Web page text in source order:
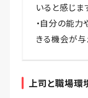
いると感じま
・自分の能
きる機会が
上司と職場環